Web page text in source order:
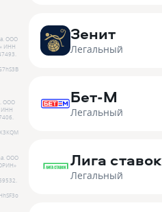
Зенит
Легальный
Бет-М
Легальный
ООО
ИНН
.
Лига ставок
Легальный
ООО
ИНН
.
ООО
.